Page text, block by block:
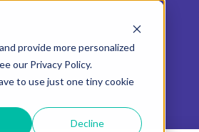
provide more personalized
our Privacy Policy.
to use just one tiny cookie
Decline